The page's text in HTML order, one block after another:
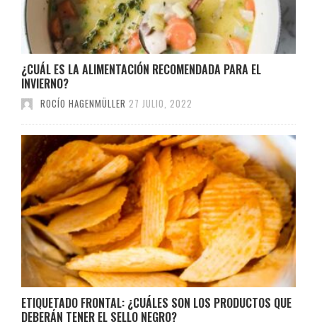
¿CUÁL ES LA ALIMENTACIÓN RECOMENDADA PARA EL
INVIERNO?
ROCÍO HAGENMÜLLER 27 JULIO, 2022
ETIQUETADO FRONTAL: ¿CUÁLES SON LOS PRODUCTOS QUE
DEBERÁN TENER EL SELLO NEGRO?